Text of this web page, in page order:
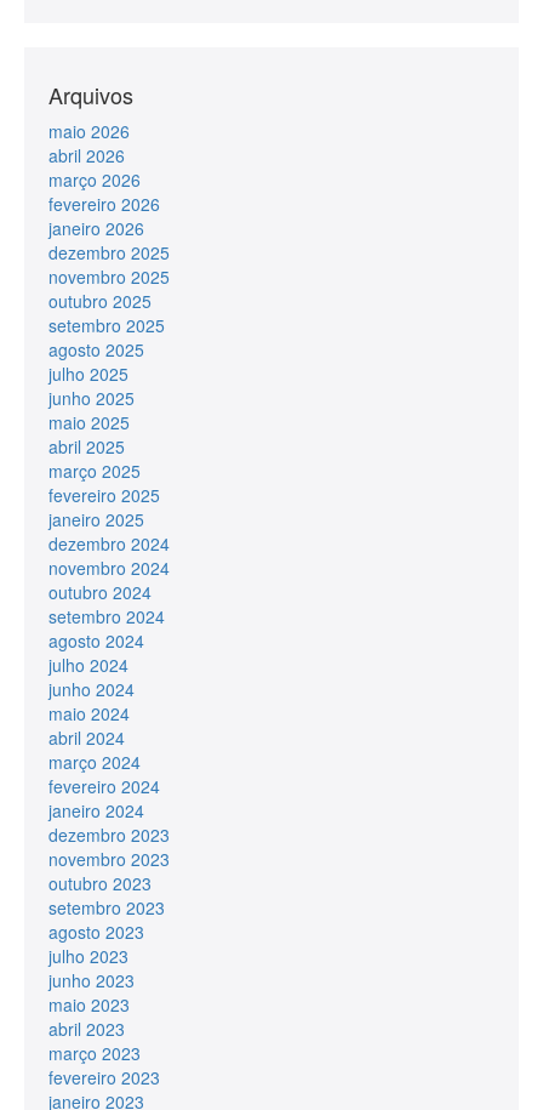
Arquivos
maio 2026
abril 2026
março 2026
fevereiro 2026
janeiro 2026
dezembro 2025
novembro 2025
outubro 2025
setembro 2025
agosto 2025
julho 2025
junho 2025
maio 2025
abril 2025
março 2025
fevereiro 2025
janeiro 2025
dezembro 2024
novembro 2024
outubro 2024
setembro 2024
agosto 2024
julho 2024
junho 2024
maio 2024
abril 2024
março 2024
fevereiro 2024
janeiro 2024
dezembro 2023
novembro 2023
outubro 2023
setembro 2023
agosto 2023
julho 2023
junho 2023
maio 2023
abril 2023
março 2023
fevereiro 2023
janeiro 2023